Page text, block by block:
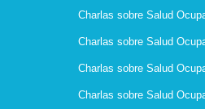
Charlas sobre Salud
Charlas sobre Salud
Charlas sobre Salud
Charlas sobre Salud